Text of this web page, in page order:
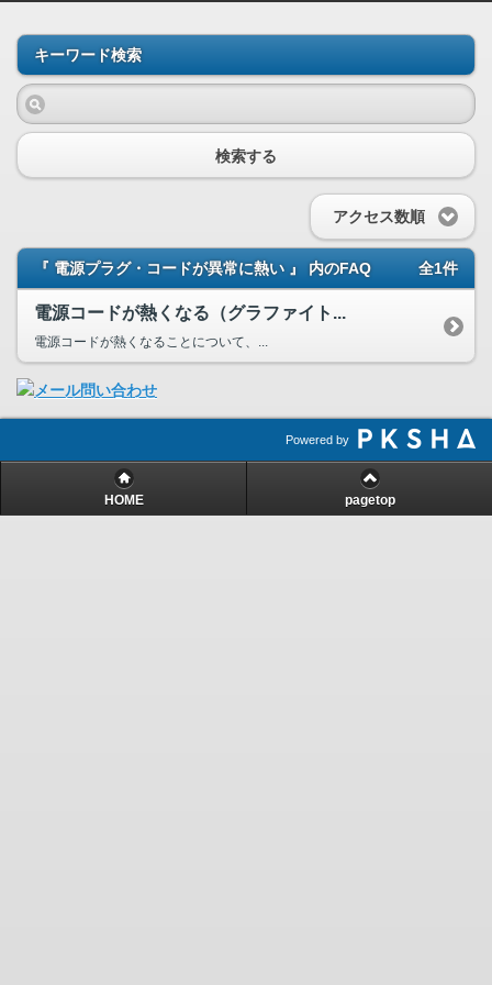
キーワード検索
検索する
アクセス数順
『 電源プラグ・コードが異常に熱い 』 内のFAQ 全1件
電源コードが熱くなる（グラファイト...
電源コードが熱くなることについて、...
Powered by
HOME pagetop